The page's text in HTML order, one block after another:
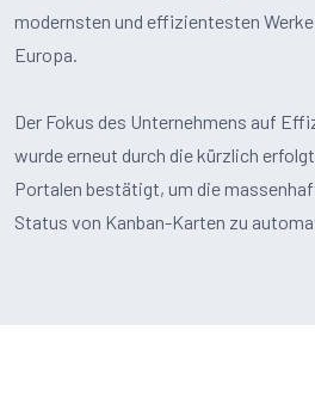
modernsten und effizientesten
Europa.
Der Fokus des Unternehmens auf
wurde erneut durch die kürzlich
Portalen bestätigt, um die
Status von Kanban-Karten zu